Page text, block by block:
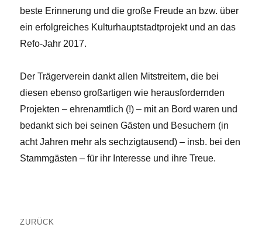
beste Erinnerung und die große Freude an bzw. über
ein erfolgreiches Kulturhauptstadtprojekt und an das
Refo-Jahr 2017.
Der Trägerverein dankt allen Mitstreitern, die bei
diesen ebenso großartigen wie herausfordernden
Projekten – ehrenamtlich (!) – mit an Bord waren und
bedankt sich bei seinen Gästen und Besuchern (in
acht Jahren mehr als sechzigtausend) – insb. bei den
Stammgästen – für ihr Interesse und ihre Treue.
ZURÜCK